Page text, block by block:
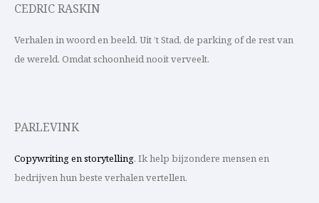
CEDRIC RASKIN
Verhalen in woord en beeld. Uit ’t Stad, de parking of de rest van
de wereld. Omdat schoonheid nooit verveelt.
PARLEVINK
Copywriting en storytelling. Ik help bijzondere mensen en
bedrijven hun beste verhalen vertellen.